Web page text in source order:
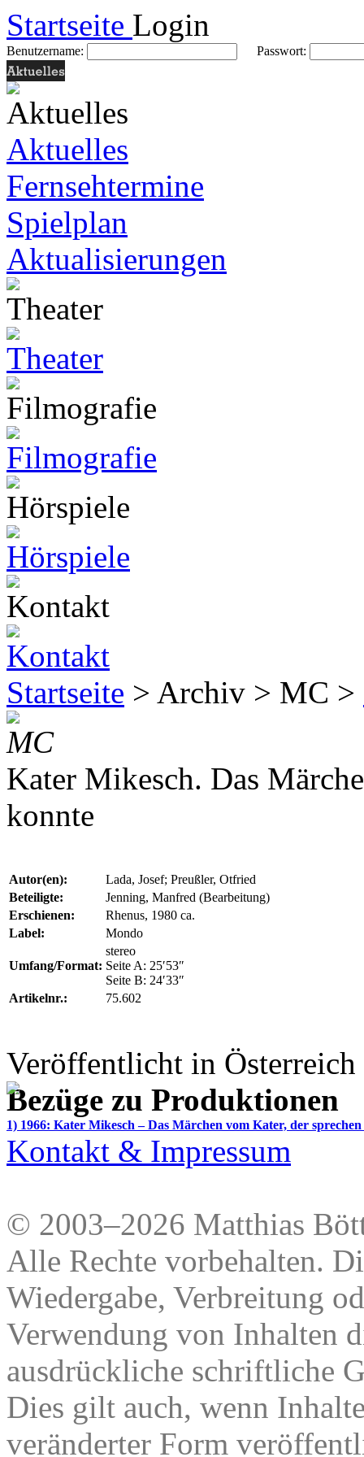
Startseite Login
Benutzername: Passwort:
Aktuelles
Fernsehtermine
Spielplan
Aktualisierungen
Startseite > Archiv > MC >
MC
Kater Mikesch. Das
konnte
Autor(en):
Lada, Josef; Preußler, Otfried
Beteiligte:
Jenning, Manfred (Bearbeitung)
Erschienen:
Rhenus, 1980 ca.
Label:
Mondo
Umfang/Format:
stereo
Seite A: 25′53″
Seite B: 24′33″
Artikelnr.:
75.602
Veröffentlicht in Österreich
Bezüge zu Produktionen
1) 1966: Kater Mikesch – Das Märchen vom Kater, der
Kontakt & Impressum
© 2003–2026 Matthias
Alle Rechte vorbehalten.
Wiedergabe, Verbreitung
Verwendung von Inhalten
ausdrückliche schriftliche
Dies gilt auch, wenn
veränderter Form